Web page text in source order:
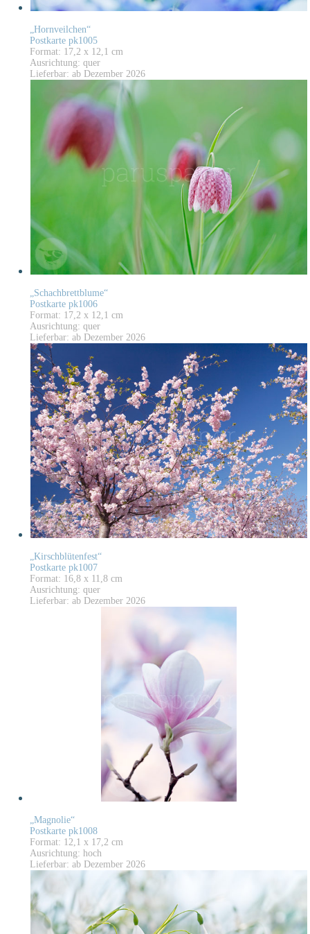
„Hornveilchen“
Postkarte pk1005
Format: 17,2 x 12,1 cm
Ausrichtung: quer
Lieferbar: ab Dezember 2026
„Schachbrettblume“
Postkarte pk1006
Format: 17,2 x 12,1 cm
Ausrichtung: quer
Lieferbar: ab Dezember 2026
„Kirschblütenfest“
Postkarte pk1007
Format: 16,8 x 11,8 cm
Ausrichtung: quer
Lieferbar: ab Dezember 2026
„Magnolie“
Postkarte pk1008
Format: 12,1 x 17,2 cm
Ausrichtung: hoch
Lieferbar: ab Dezember 2026